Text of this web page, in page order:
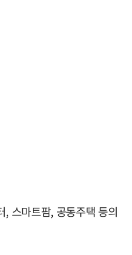
스마트팜, 공동주택 등의